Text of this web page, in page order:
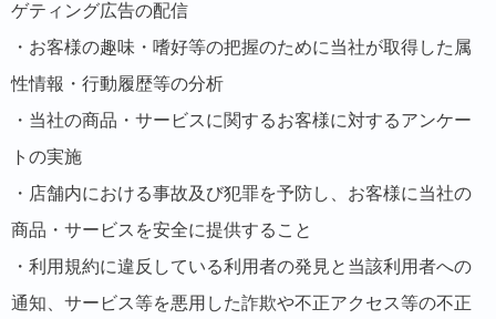
ゲティング広告の配信
・お客様の趣味・嗜好等の把握のために当社が取得した属
性情報・行動履歴等の分析
・当社の商品・サービスに関するお客様に対するアンケー
トの実施
・店舗内における事故及び犯罪を予防し、お客様に当社の
商品・サービスを安全に提供すること
・利用規約に違反している利用者の発見と当該利用者への
通知、サービス等を悪用した詐欺や不正アクセス等の不正